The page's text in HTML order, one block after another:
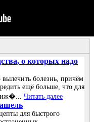
о которых надо
болезнь, причём
ещё больше, что для
Читать далее
для быстрого